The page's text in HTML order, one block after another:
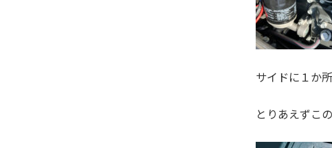
サイドに１か所
とりあえずこ